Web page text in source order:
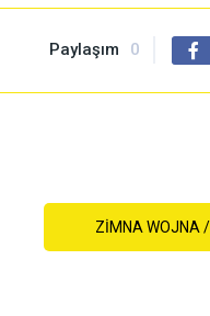
Paylaşım 0
ZIMNA WOJNA